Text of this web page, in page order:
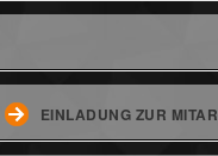
EINLADUNG ZUR